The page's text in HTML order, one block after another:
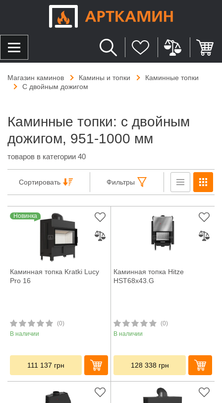
Магазин каминов Камины и топки
Каминные топки
С двойным дожигом
Каминные топки: с двойным
дожигом, 951-1000 мм
товаров в категории 40
Сортировать Фильтры
Новинка
Каминная топка Kratki Lucy
Pro 16
(0)
В наличии
111 137 грн
Каминная топка Hitze
HST68x43.G
(0)
В наличии
128 338 грн